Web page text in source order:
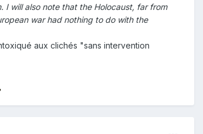
I will also note that the Holocaust, far from
war had nothing to do with the
aux clichés "sans intervention